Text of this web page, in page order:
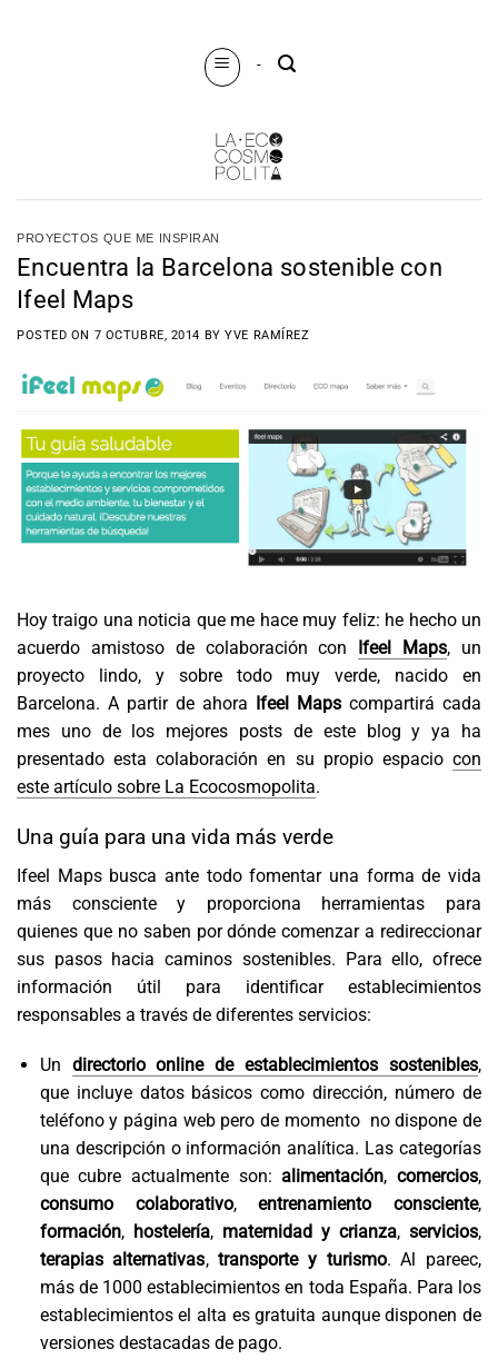
-
PROYECTOS QUE ME INSPIRAN
Encuentra la Barcelona sostenible con
Ifeel Maps
POSTED ON 7 OCTUBRE, 2014 BYYVE RAMÍREZ
Hoy traigo una noticia que me hace muy feliz: he hecho un
acuerdo amistoso de colaboración con
Ifeel Maps, un
proyecto lindo, y sobre todo muy verde, nacido en
Barcelona. A partir de ahora
Ifeel Maps compartirá cada
mes uno de los mejores posts de este blog y ya ha
presentado esta colaboración en su propio espacio con
este artículo sobre La Ecocosmopolita.
Una guía para una vida más verde
Ifeel Maps busca ante todo fomentar una forma de vida
más consciente y proporciona herramientas para
quienes que no saben por dónde comenzar a redireccionar
sus pasos hacia caminos sostenibles. Para ello, ofrece
información útil para identificar establecimientos
responsables a través de diferentes servicios:
Un directorio online de establecimientos sostenibles,
que incluye datos básicos como dirección, número de
teléfono y página web pero de momento no dispone de
una descripción o información analítica. Las categorías
que cubre actualmente son:alimentación, comercios,
consumo colaborativo,entrenamiento consciente,
formación, hostelería, maternidad y crianza,servicios,
terapias alternativas,transporte y turismo. Al pareec,
más de 1000 establecimientos en toda España. Para los
establecimientos el alta es gratuita aunque disponen de
versiones destacadas de pago.